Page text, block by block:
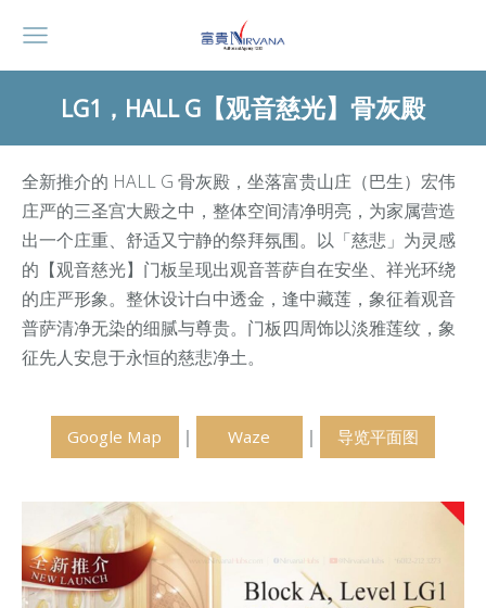
LG1，HALL G 【观音慈光】骨灰殿
全新推介的 HALL G 骨灰殿，坐落富贵山庄（巴生）宏伟
庄严的三圣宫大殿之中，整体空间清净明亮，为家属营造
出一个庄重、舒适又宁静的祭拜氛围。以「慈悲」为灵感
的【观音慈光】门板呈现出观音菩萨自在安坐、祥光环绕
的庄严形象。整休设计白中透金，逢中藏莲，象征着观音
普萨清净无染的细腻与尊贵。门板四周饰以淡雅莲纹，象
征先人安息于永恒的慈悲净土。
Google Map ｜ Waze ｜ 导览平面图